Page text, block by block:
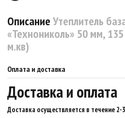
ОписаниеУтеплитель
«Технониколь» 50 мм,
м.кв)
Оплата и доставка
Доставка и оплата
Доставка осуществляется в течение 2-